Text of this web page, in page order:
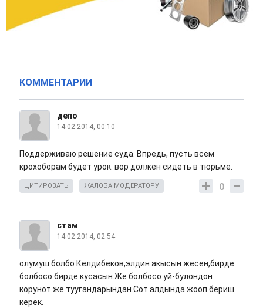
КОММЕНТАРИИ
депо
14.02.2014, 00:10
Поддерживаю решение суда. Впредь, пусть всем
крохоборам будет урок: вор должен сидеть в тюрьме.
0
ЦИТИРОВАТЬ ЖАЛОБА МОДЕРАТОРУ
стам
14.02.2014, 02:54
олумуш болбо Келдибеков,элдин акысын жесен,бирде
болбосо бирде кусасын.Же болбосо уй-булондон
корунот же туугандарындан.Сот алдында жооп бериш
керек.